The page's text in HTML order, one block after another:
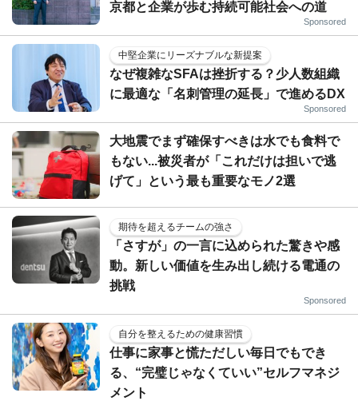
京都と企業が歩む持続可能社会への道
Sponsored
中堅企業にリーズナブルな新提案
なぜ複雑なSFAは挫折する？少人数組織
に最適な「名刺管理の延長」で進めるDX
Sponsored
大地震でまず確保すべきは水でも食料で
もない...被災者が「これだけは担いで逃
げて」という最も重要なモノ2選
期待を超えるチームの強さ
「さすが」の一言に込められた驚きや感
動。新しい価値を生み出し続ける電通の
挑戦
Sponsored
自分を整えるための健康習慣
仕事に家事と慌ただしい毎日でもでき
る、“完璧じゃなくていい”セルフマネジ
メント